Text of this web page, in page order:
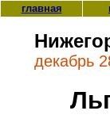
главная
декабрь